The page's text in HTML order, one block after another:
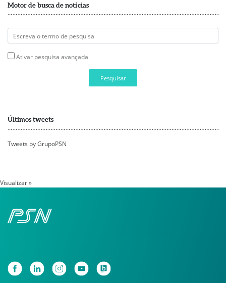
Motor de busca de notícias
Ativar pesquisa avançada
Pesquisar
Últimos tweets
Tweets by GrupoPSN
Visualizar »